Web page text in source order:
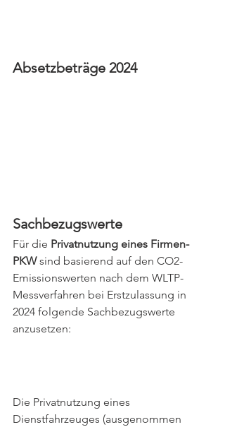
Absetzbeträge 2024
Sachbezugswerte
Für die Privatnutzung eines Firmen-
PKW sind basierend auf den CO2-
Emissionswerten nach dem WLTP-
Messverfahren bei Erstzulassung in
2024 folgende Sachbezugswerte
anzusetzen:
Die Privatnutzung eines
Dienstfahrzeuges (ausgenommen